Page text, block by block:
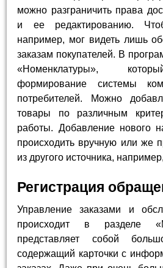
можно разграничить права
и ее редактированию.
например, мог видеть лишь
заказам покупателей. В
«Номенклатуры»,
формирование системы
потребителей. Можно
товары по различным
работы. Добавление нового
происходить вручную или же
из другого источника,
Регистрация
Управление заказами и
происходит в разделе
представляет собой
содержащий карточки с